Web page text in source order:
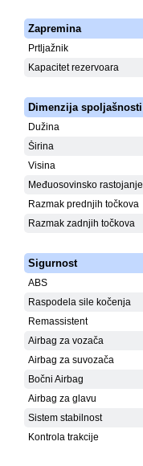
Zapremina
Prtljažnik
Kapacitet rezervoara
Dimenzija spoljašnosti
Dužina
Širina
Visina
Međuosovinsko rastojanje
Razmak prednjih točkova
Razmak zadnjih točkova
Sigurnost
ABS
Raspodela sile kočenja
Remassistent
Airbag za vozača
Airbag za suvozača
Bočni Airbag
Airbag za glavu
Sistem stabilnost
Kontrola trakcije